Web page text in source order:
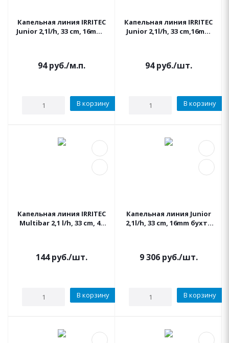
Капельная линия IRRITEC
Junior 2,1l/h, 33 cm, 16mm 1
94руб./м.п.
В корзину
Капельная линия IRRITEC
Junior 2,1l/h, 33 cm,16mm
94руб./шт.
В корзину
Капельная линия IRRITEC
Multibar 2,1 l/h, 33 cm, 44
144руб./шт.
В корзину
Капельная линия Junior
2,1l/h, 33 cm, 16mm бухта
9 306руб./шт.
В корзину